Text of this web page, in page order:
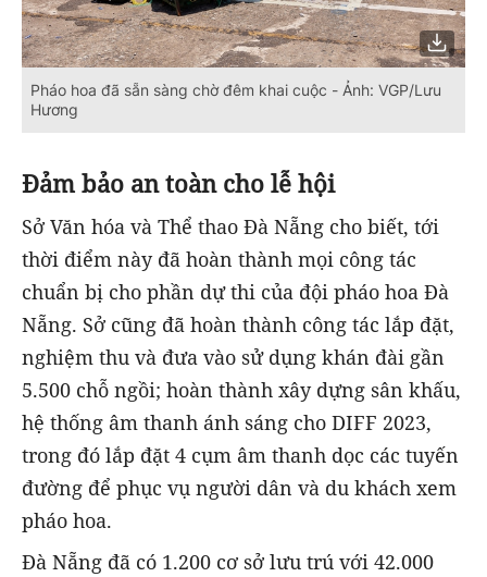
Pháo hoa đã sẵn sàng chờ đêm khai cuộc - Ảnh: VGP/Lưu
Hương
Đảm bảo an toàn cho lễ hội
Sở Văn hóa và Thể thao Đà Nẵng cho biết, tới
thời điểm này đã hoàn thành mọi công tác
chuẩn bị cho phần dự thi của đội pháo hoa Đà
Nẵng. Sở cũng đã hoàn thành công tác lắp đặt,
nghiệm thu và đưa vào sử dụng khán đài gần
5.500 chỗ ngồi; hoàn thành xây dựng sân khấu,
hệ thống âm thanh ánh sáng cho DIFF 2023,
trong đó lắp đặt 4 cụm âm thanh dọc các tuyến
đường để phục vụ người dân và du khách xem
pháo hoa.
Đà Nẵng đã có 1.200 cơ sở lưu trú với 42.000